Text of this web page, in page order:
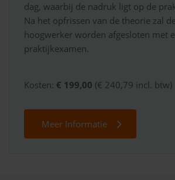
dag, waarbij de nadruk ligt op de
Na het opfrissen van de theorie zal
hoogwerker worden afgesloten met
praktijkexamen.
Kosten: € 199,00 (€ 240,79 incl. btw)
Meer Informatie